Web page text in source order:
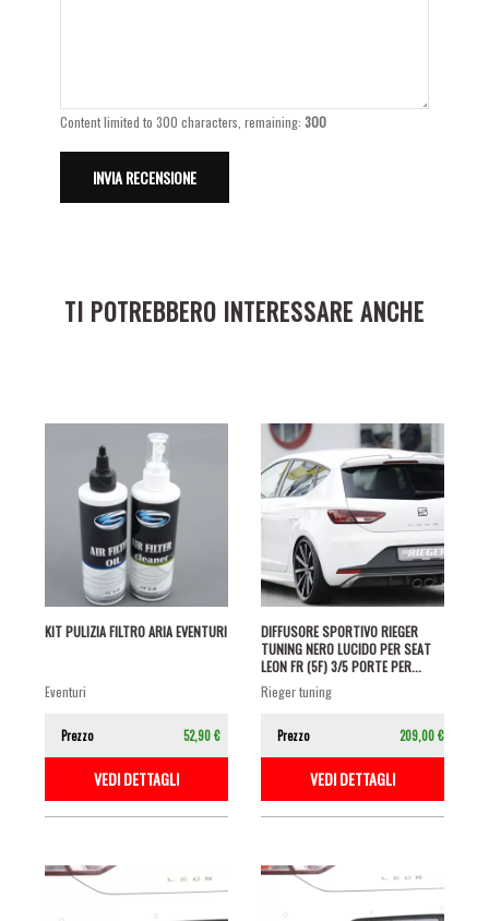
Content limited to 300 characters, remaining:300
TI POTREBBERO INTERESSARE ANCHE
KIT PULIZIA FILTRO ARIA EVENTURI
eventuri
Prezzo 52,90 €
VEDI DETTAGLI
DIFFUSORE SPORTIVO RIEGER
TUNING NERO LUCIDO PER SEAT
LEON FR (5F) 3/5 PORTE PER...
rieger tuning
Prezzo 209,00 €
VEDI DETTAGLI